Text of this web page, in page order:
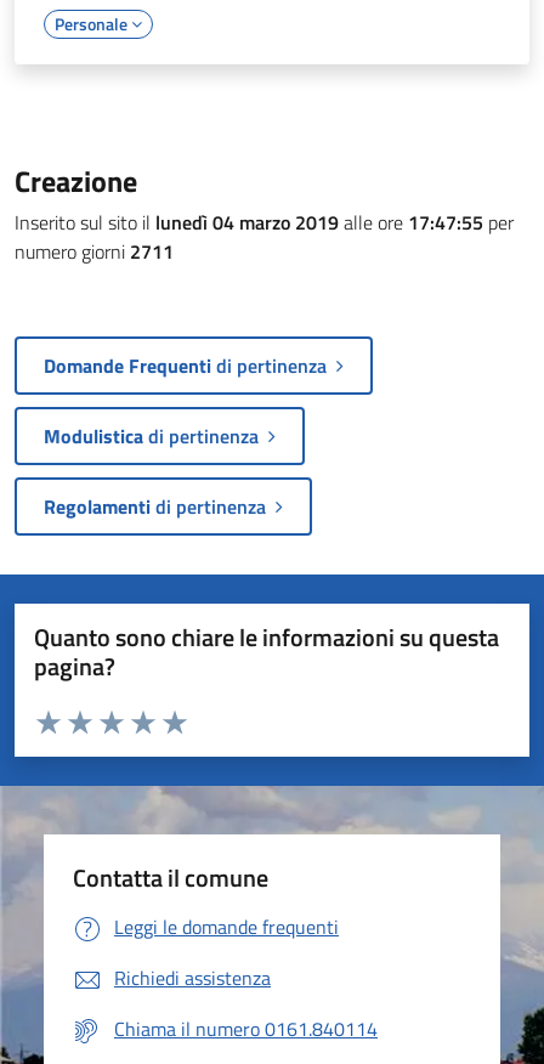
Personale
Creazione
Inserito sul sito il lunedì 04 marzo 2019alle ore 17:47:55 per
numero giorni 2711
Domande Frequentidi pertinenza
Modulisticadi pertinenza
Regolamentidi pertinenza
Quanto sono chiare le informazioni su questa
pagina?
Valuta da 1 a 5 stelle la pagina
Valuta 5 stelle su 5
Valuta 4 stelle su 5
Valuta 3 stelle su 5
Valuta 2 stelle su 5
Valuta 1 stelle su 5
Contatta il comune
Leggi le domande frequenti
Richiedi assistenza
Chiama il numero 0161.840114